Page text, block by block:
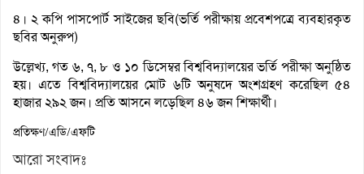
৪। ২ কপি পাসপোর্ট সাইজের ছবি(ভর্তি পরীক্ষায় প্রবেশপত্রে ব্যবহারকৃত
ছবির অনুরুপ)
উল্লেখ্য, গত ৬, ৭, ৮ ও ১০ ডিসেম্বর বিশ্ববিদ্যালয়ের ভর্তি পরীক্ষা অনুষ্ঠিত
হয়। এতে বিশ্ববিদ্যালয়ের মোট ৬টি অনুষদে অংশগ্রহণ করেছিল ৫৪
হাজার ২৯২ জন। প্রতি আসনে লড়েছিল ৪৬ জন শিক্ষার্থী।
প্রতিক্ষণ/এডি/এফটি
আরো সংবাদঃ